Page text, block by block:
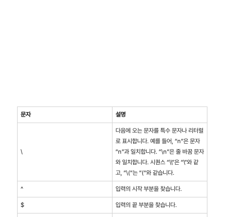
문자 설명
\
다음에 오는 문자를 특수 문자나 리터럴
로 표시합니다. 예를 들어, “n”은 문자
“n”과 일치합니다. “\n”은 줄 바꿈 문자
와 일치합니다. 시퀀스 “\\”은 “\”와 같
고, “\(“는 “(“와 같습니다.
^ 입력의 시작 부분을 찾습니다.
$ 입력의 끝 부분을 찾습니다.